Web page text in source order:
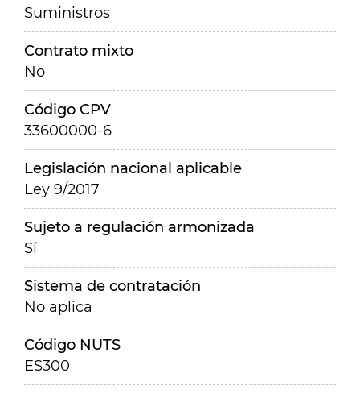
Suministros
Contrato mixto
No
Código CPV
33600000-6
Legislación nacional aplicable
Ley 9/2017
Sujeto a regulación armonizada
Sí
Sistema de contratación
No aplica
Código NUTS
ES300